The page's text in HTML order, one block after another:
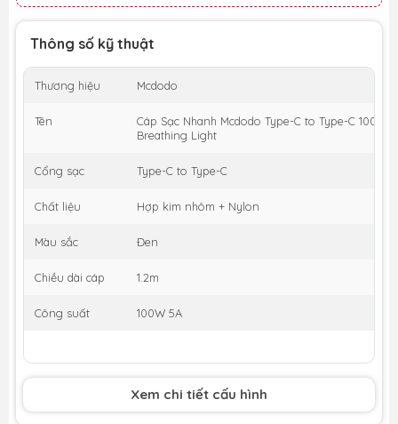
Thông số kỹ thuật
Thương hiệu Mcdodo
Tên
Cáp Sạc Nhanh Mcdodo Type-C to Type-C 100W
Breathing Light
Cổng sạc Type-C to Type-C
Chất liệu Hợp kim nhôm + Nylon
Màu sắc Đen
Chiều dài cáp 1.2m
Công suất 100W 5A
Xem chi tiết cấu hình